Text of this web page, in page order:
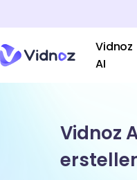
Vidnoz
AI
Vidnoz